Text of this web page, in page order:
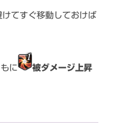
てすぐ移動しておけば
に
被ダメージ上昇